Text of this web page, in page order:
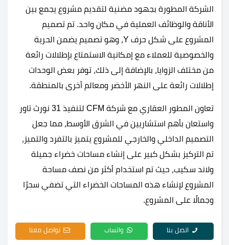
الشركة المطورة بجهود مضنية لتقديم مشروع يجمع بين
الأناقة والوظائف العملية في مكان واحد. تم تصميم
المشروع على شكل حرف Y، وهو تصميم يضمن الحرية
والخصوصية للعملاء مع إمكانية الاستمتاع بإطلالات رائعة
من مختلف الزوايا، بالإضافة إلى ذلك، توفر بعض الوحدات
إطلالات رائعة على النهر الأخضر ومعالم أخرى بالمنطقة.
تعاون المطور العقاري مع شركة CFM لتنفيذ
31 نورث تاور
واستعان بأهم استشاريين في الشرق الأوسط، مما جعل
التصميم الداخلي والخارجي للمشروع يتميز بالتفرد والتميز،
تم التركيز بشكل كبير على إنشاء مساحات خضراء جميلة
ولاند سكيب، حيث تم استخدام أكثر من نصف مساحة
المشروع لإنشاء هذه المساحات الخضراء التي تضفي سحرًا
وجمالًا على المشروع.
اتصل بنا واتساب تواصل معنا